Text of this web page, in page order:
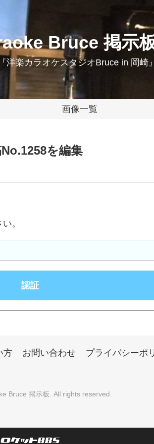
Bruce 掲示
洋楽カラオケスタジオBruce in 岡崎
画像一覧
を編集
。
方 お問い合わせ プライバシーポ
Bruce 掲示板 . All rights reserved.